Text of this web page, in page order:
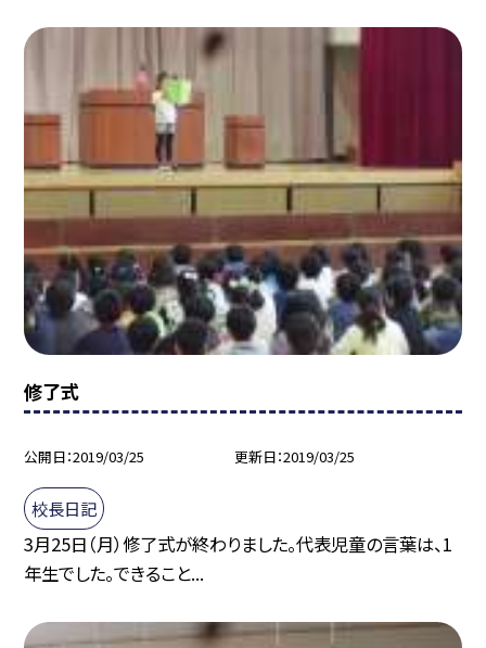
修了式
公開日 2019/03/25 更新日 2019/03/25
校長日記
3月25日（月）修了式が終わりました。代表児童の言葉は、1
年生でした。できること...